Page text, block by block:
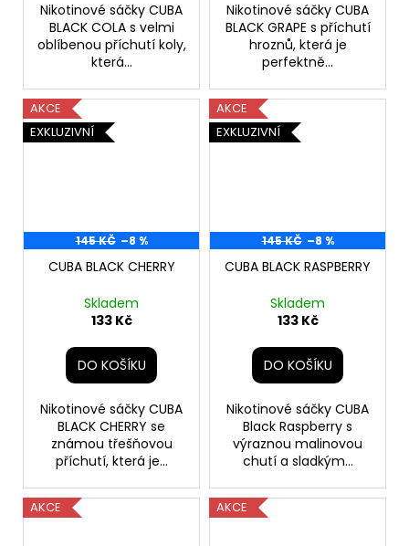
Nikotinové sáčky CUBA
BLACK COLA s velmi
oblíbenou příchutí koly,
která...
Nikotinové sáčky CUBA
BLACK GRAPE s příchutí
hroznů, která je
perfektně...
AKCE
EXKLUZIVNÍ
145 KČ –8 %
CUBA BLACK CHERRY
Skladem
133 Kč
DO KOŠÍKU
Nikotinové sáčky CUBA
BLACK CHERRY se
známou třešňovou
příchutí, která je...
AKCE
EXKLUZIVNÍ
145 KČ –8 %
CUBA BLACK RASPBERRY
Skladem
133 Kč
DO KOŠÍKU
Nikotinové sáčky CUBA
Black Raspberry s
výraznou malinovou
chutí a sladkým...
AKCE AKCE